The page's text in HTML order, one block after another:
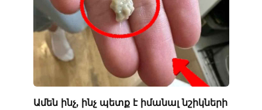
Ամեն ինչ, ինչ պետք է իմանալ նշիկների